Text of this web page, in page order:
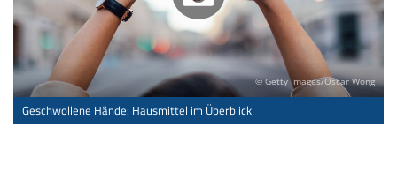
© Getty Images/Oscar Wong
Geschwollene Hände: Hausmittel im Überblick